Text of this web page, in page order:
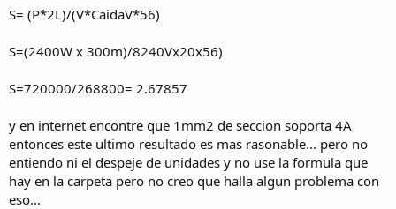
S= (P*2L)/(V*CaidaV*56)
S=(2400W x 300m)/8240Vx20x56)
S=720000/268800= 2.67857
y en internet encontre que 1mm2 de seccion soporta 4A
entonces este ultimo resultado es mas rasonable... pero no
entiendo ni el despeje de unidades y no use la formula que
hay en la carpeta pero no creo que halla algun problema con
eso...